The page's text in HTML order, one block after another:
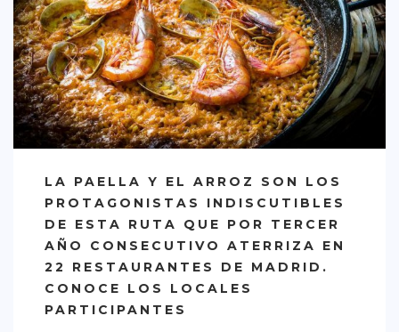
CREATIVA
DULCE
FUSIÓN
INDIA
ITALIANA
MEDITERRÁNEA
SALUDABLE
TAPAS
TRADICIONAL
LA PAELLA Y EL ARROZ SON LOS
PROTAGONISTAS INDISCUTIBLES
DE ESTA RUTA QUE POR TERCER
AÑO CONSECUTIVO ATERRIZA EN
22 RESTAURANTES DE MADRID.
CONOCE LOS LOCALES
PARTICIPANTES